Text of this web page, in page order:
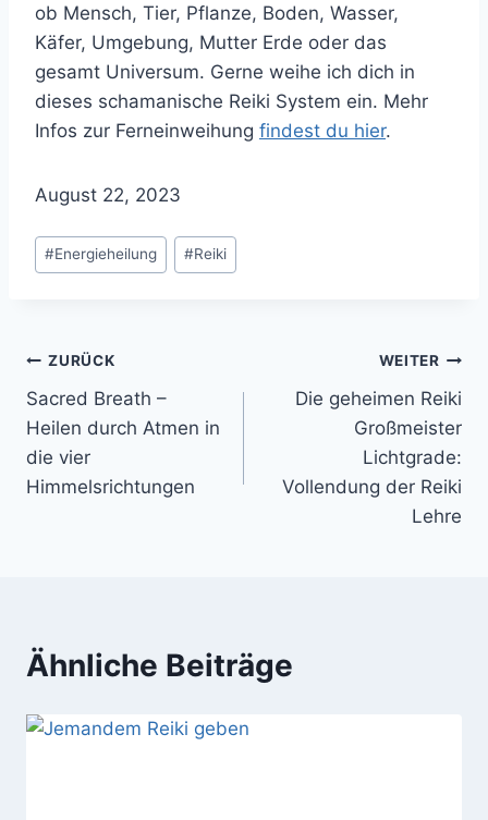
ob Mensch, Tier, Pflanze, Boden, Wasser,
Käfer, Umgebung, Mutter Erde oder das
gesamt Universum. Gerne weihe ich dich in
dieses schamanische Reiki System ein. Mehr
Infos zur Ferneinweihung findest du hier.
August 22, 2023
Schlagworte:
#Energieheilung #Reiki
Beitragsnavigation
ZURÜCK
Sacred Breath –
Heilen durch Atmen in
die vier
Himmelsrichtungen
WEITER
Die geheimen Reiki
Großmeister
Lichtgrade:
Vollendung der Reiki
Lehre
Ähnliche Beiträge